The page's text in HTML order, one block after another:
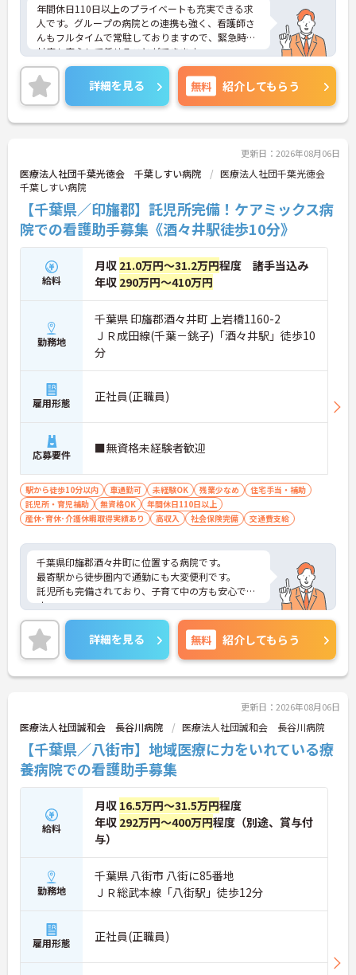
年間休日110日以上のプライベートも充実できる求
人です。グループの病院との連携も強く、看護師さ
んもフルタイムで常駐しておりますので、緊急時の
対応も安心して任せることができます。
福利厚生も充実しており、長く安心して働ける制度
が整っています。
育児休業の取得実績があるのでライフステージにも
対応可能です。
仕事と家庭の両立がしやすい当施設で、ぜひあなた
詳細を見る 無料 紹介してもらう
更新日：2026年08月06日
医療法人社団千葉光徳会 千葉しすい病院
医療法人社団千葉光徳会
千葉しすい病院
【千葉県／印旛郡】託児所完備！ケアミックス病
院での看護助手募集《酒々井駅徒歩10分》
給料
月収 21.0万円～31.2万円程度 諸手当込み
年収 290万円～410万円
勤務地
千葉県 印旛郡酒々井町 上岩橋1160-2
ＪＲ成田線(千葉－銚子)「酒々井駅」徒歩10
分
雇用形態 正社員(正職員)
応募要件 ■無資格未経験者歓迎
駅から徒歩10分以内 車通勤可 未経験OK 残業少なめ
住宅手当・補助
託児所・育児補助
無資格OK
年間休日110日以上
産休･育休･介護休暇取得実績あり
高収入 社会保険完備 交通費支給
千葉県印旛郡酒々井町に位置する病院です。
最寄駅から徒歩圏内で通勤にも大変便利です。
託児所も完備されており、子育て中の方も安心で
す。
ご興味ある方には、面接対策ポイントなど、さらに
詳細をお話しいたしますのでお気軽にご相談くださ
い！
詳細を見る 無料 紹介してもらう
更新日：2026年08月06日
医療法人社団誠和会 長谷川病院 医療法人社団誠和会 長谷川病院
【千葉県／八街市】地域医療に力をいれている療
養病院での看護助手募集
給料
月収 16.5万円～31.5万円程度
年収 292万円～400万円程度（別途、賞与付
与）
勤務地
千葉県 八街市 八街に85番地
ＪＲ総武本線「八街駅」徒歩12分
雇用形態 正社員(正職員)